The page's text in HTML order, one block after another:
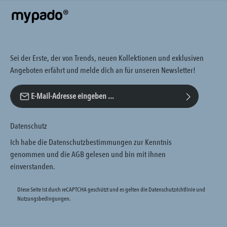
Sei der Erste, der von Trends, neuen Kollektionen und exklusiven
Angeboten erfährt und melde dich an für unseren Newsletter!
E-Mail-Adresse*
Datenschutz
Ich habe dieDatenschutzbestimmungenzur Kenntnis
genommen und dieAGBgelesen und bin mit ihnen
einverstanden.
Diese Seite ist durch reCAPTCHA geschützt und es gelten dieDatenschutzrichtlinieund
Nutzungsbedingungen.